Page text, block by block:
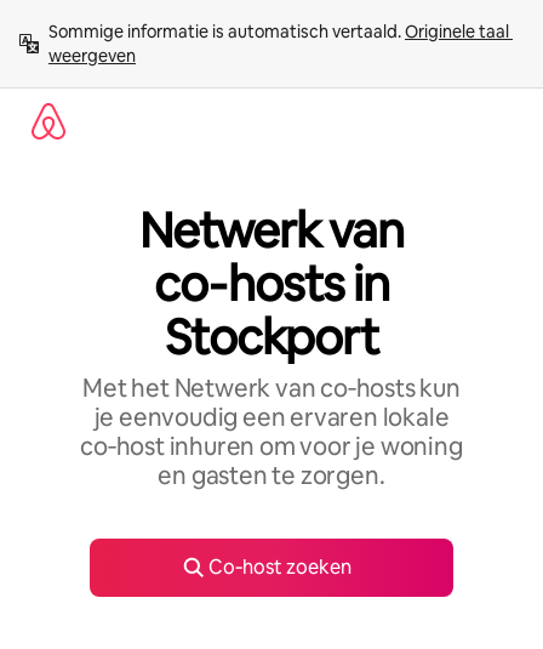
direct
naar
inhoud
Sommige informatie is automatisch vertaald. Originele taal
weergeven
Netwerk van
co‑hosts in
Stockport
Met het Netwerk van co‑hosts kun
je eenvoudig een ervaren lokale
co‑host inhuren om voor je woning
en gasten te zorgen.
Co‑host zoeken